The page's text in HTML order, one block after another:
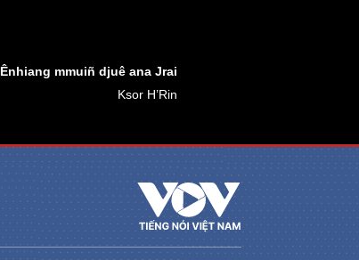
Ênhiang mmuiñ djuê ana Jrai
Ksor H’Rin